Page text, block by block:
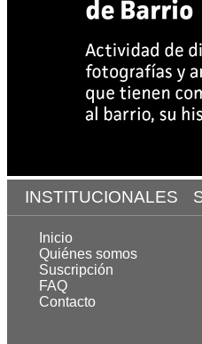
INSTITUCIONALES
Inicio
Quiénes somos
Suscripción
FAQ
Contacto